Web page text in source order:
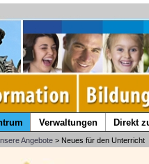
Verwaltungen Direkt
Angebote> Neues für den Unterricht